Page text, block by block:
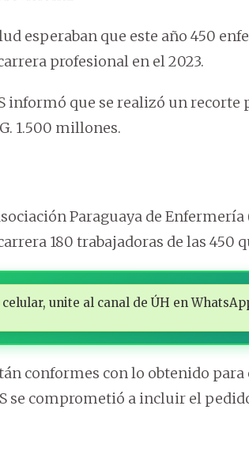
esperaban que este año 450
profesional en el 2023.
informó que se realizó un recorte
1.500 millones.
Paraguaya de Enfermería
180 trabajadoras de las 450
unite al canal de ÚH en
conformes con lo obtenido para
se comprometió a incluir el